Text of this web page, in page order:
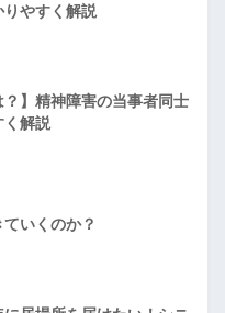
やすく解説
？】精神障害の当事者同士
く解説
いくのか？